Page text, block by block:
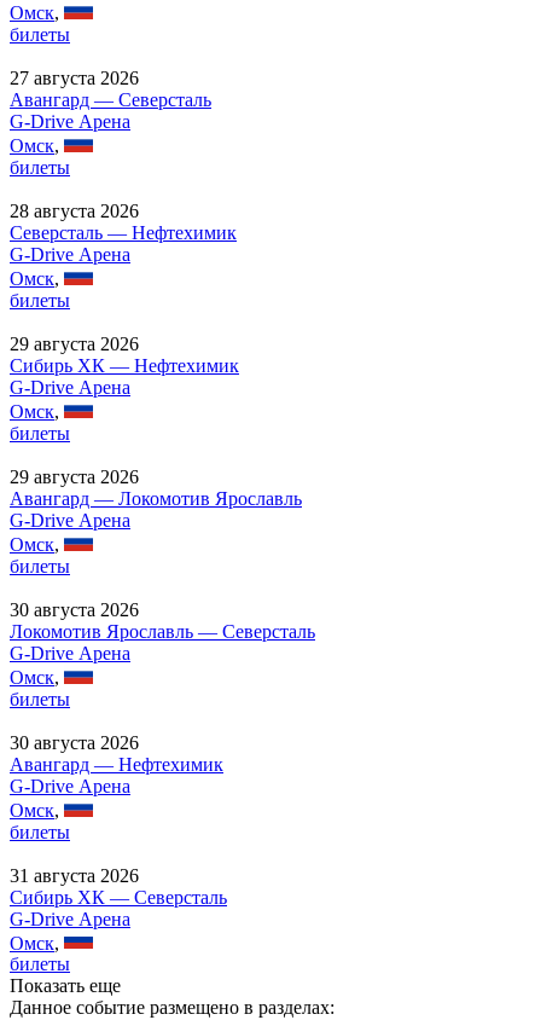
Омск,
билеты
27 августа 2026
Авангард — Северсталь
G-Drive Арена
Омск,
билеты
28 августа 2026
Северсталь — Нефтехимик
G-Drive Арена
Омск,
билеты
29 августа 2026
Сибирь ХК — Нефтехимик
G-Drive Арена
Омск,
билеты
29 августа 2026
Авангард — Локомотив Ярославль
G-Drive Арена
Омск,
билеты
30 августа 2026
Локомотив Ярославль — Северсталь
G-Drive Арена
Омск,
билеты
30 августа 2026
Авангард — Нефтехимик
G-Drive Арена
Омск,
билеты
31 августа 2026
Сибирь ХК — Северсталь
G-Drive Арена
Омск,
билеты
Показать еще
Данное событие размещено в разделах: